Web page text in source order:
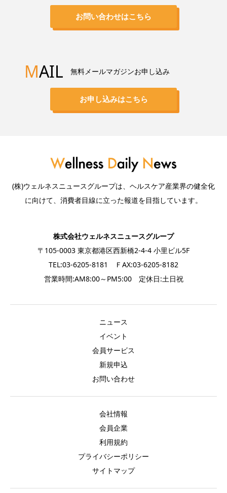
お問い合わせはこちら
MAIL 無料メールマガジンお申し込み
お申し込みはこちら
(株)ウェルネスニュースグループは、ヘルスケア産業界の健全化
に向けて、消費者目線に立った報道を目指しています。
株式会社ウェルネスニュースグループ
〒105-0003 東京都港区西新橋2-4-4 小里ビル5F
TEL:03-6205-8181 ＦAX:03-6205-8182
営業時間:AM8:00～PM5:00 定休日:土日祝
ニュース
イベント
会員サービス
新規申込
お問い合わせ
会社情報
会員企業
利用規約
プライバシーポリシー
サイトマップ